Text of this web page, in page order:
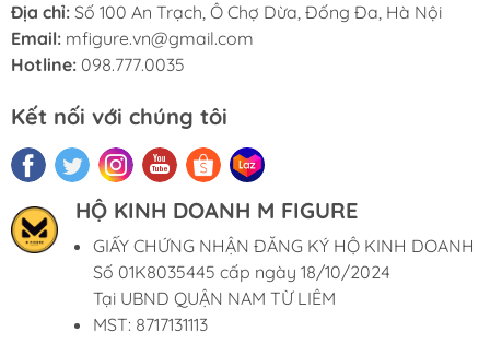
Địa chỉ: Số 100 An Trạch, Ô Chợ Dừa, Đống Đa, Hà Nội
Email: mfigure.vn@gmail.com
Hotline: 098.777.0035
Kết nối với chúng tôi
HỘ KINH DOANH M FIGURE
GIẤY CHỨNG NHẬN ĐĂNG KÝ HỘ KINH DOANH
Số 01K8035445 cấp ngày 18/10/2024
Tại UBND QUẬN NAM TỪ LIÊM
MST: 8717131113